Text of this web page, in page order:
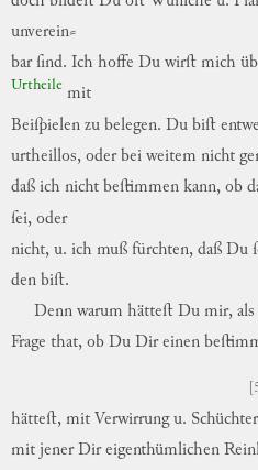
unverein⸗
barſind. Ich hoffe Du wirſt mich
Urtheile mit
Beiſpielen zu belegen. Du biſt
urtheillos, oder bei weitem nicht
daß ich nicht beſtimmen kann, ob
ſei, oder
nicht, u. ich muß fürchten, daß Du
den biſt.
Denn warum hätteſt Du mir, als
Frage that, ob Du Dir einen
hätteſt, mit Verwirrung u.
mit jener Dir eigenthümlichen